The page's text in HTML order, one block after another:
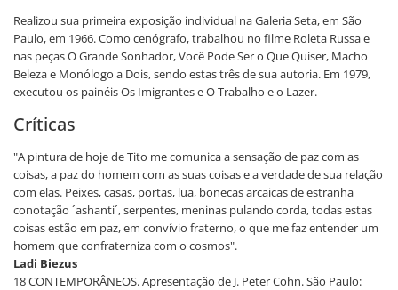
Realizou sua primeira exposição individual na Galeria Seta, em São
Paulo, em 1966. Como cenógrafo, trabalhou no filme Roleta Russa e
nas peças O Grande Sonhador, Você Pode Ser o Que Quiser, Macho
Beleza e Monólogo a Dois, sendo estas três de sua autoria. Em 1979,
executou os painéis Os Imigrantes e O Trabalho e o Lazer.
Críticas
"A pintura de hoje de Tito me comunica a sensação de paz com as
coisas, a paz do homem com as suas coisas e a verdade de sua relação
com elas. Peixes, casas, portas, lua, bonecas arcaicas de estranha
conotação ´ashanti´, serpentes, meninas pulando corda, todas estas
coisas estão em paz, em convívio fraterno, o que me faz entender um
homem que confraterniza com o cosmos".
Ladi Biezus
18 CONTEMPORÂNEOS. Apresentação de J. Peter Cohn. São Paulo: